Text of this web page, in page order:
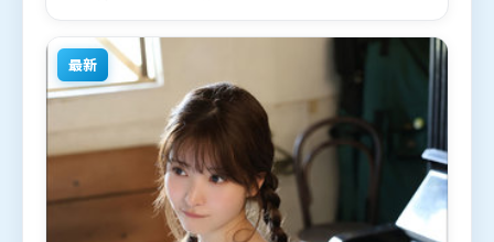
爱情题材的观众观看。
最新